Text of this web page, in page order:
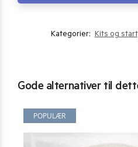
Kategorier: Kits og
Gode alternativer til
POPULÆR